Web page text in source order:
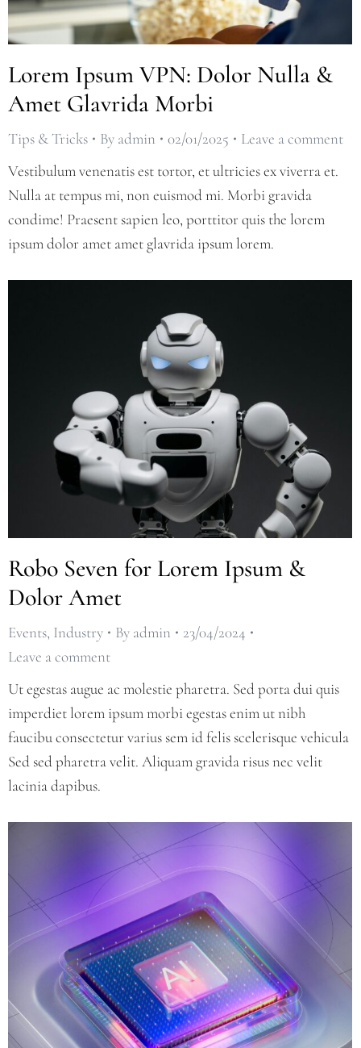
Lorem Ipsum VPN: Dolor Nulla &
Amet Glavrida Morbi
Tips & Tricks By admin 02/01/2025
Leave a comment
Vestibulum venenatis est tortor, et ultricies ex viverra et.
Nulla at tempus mi, non euismod mi. Morbi gravida
condime! Praesent sapien leo, porttitor quis the lorem
ipsum dolor amet amet glavrida ipsum lorem.
Robo Seven for Lorem Ipsum &
Dolor Amet
Events, Industry By admin
23/04/2024
Leave a comment
Ut egestas augue ac molestie pharetra. Sed porta dui quis
imperdiet lorem ipsum morbi egestas enim ut nibh
faucibu consectetur varius sem id felis scelerisque vehicula
Sed sed pharetra velit. Aliquam gravida risus nec velit
lacinia dapibus.